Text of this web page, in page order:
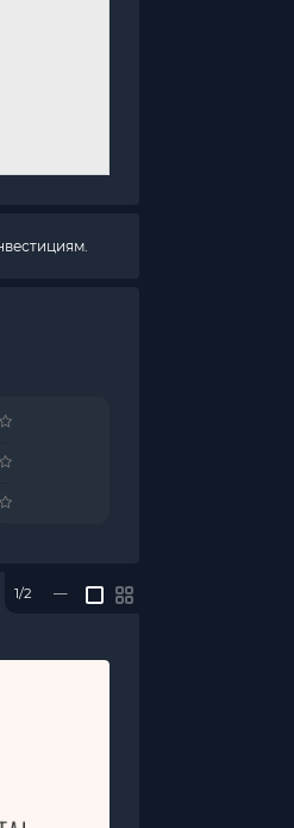
1/2 —